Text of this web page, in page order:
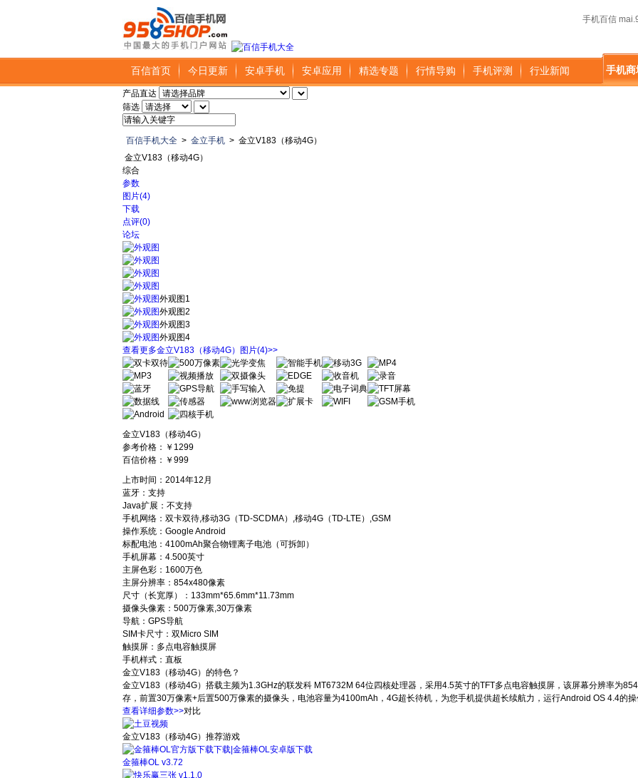
手机百信
百信首页 今日更新 安卓手机 安卓应用 精选专题 行情导购 手机评测 行业新闻 手机商
产品直达
筛选
百信手机大全 > 金立手机 > 金立V183（移动4G）
金立V183（移动4G）
综合
参数
图片(4)
下载
点评(0)
论坛
外观图1
外观图2
外观图3
外观图4
查看更多金立V183（移动4G）图片(4)>>
金立V183（移动4G）
参考价格： ￥1299
百信价格： ￥999
上市时间：2014年12月
蓝牙：支持
Java扩展：不支持
手机网络：双卡双待,移动3G（TD-SCDMA）,移动4G（TD-LTE）,GSM
操作系统：Google Android
标配电池：4100mAh聚合物锂离子电池（可拆卸）
手机屏幕：4.500英寸
主屏色彩：1600万色
主屏分辨率：854x480像素
尺寸（长宽厚）：133mm*65.6mm*11.73mm
摄像头像素：500万像素,30万像素
导航：GPS导航
SIM卡尺寸：双Micro SIM
触摸屏：多点电容触摸屏
手机样式：直板
金立V183（移动4G）的特色？
金立V183（移动4G）搭载主频为1.3GHz的联发科 MT6732M 64位四核处理器，采用4.5英寸的TFT多点电容触摸屏，该屏幕分辨率为
存，前置30万像素+后置500万像素的摄像头，电池容量为4100mAh，4G超长待机，为您手机提供超长续航力，运行Android OS 4.4的操
查看详细参数>>对比
金立V183（移动4G） 推荐游戏
金箍棒OL v3.72